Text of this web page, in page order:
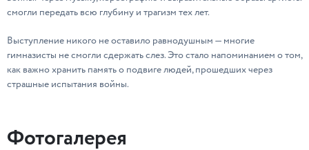
смогли передать всю глубину и трагизм тех лет.
Выступление никого не оставило равнодушным — многие
гимназисты не смогли сдержать слез. Это стало напоминанием о том,
как важно хранить память о подвиге людей, прошедших через
страшные испытания войны.
Фотогалерея